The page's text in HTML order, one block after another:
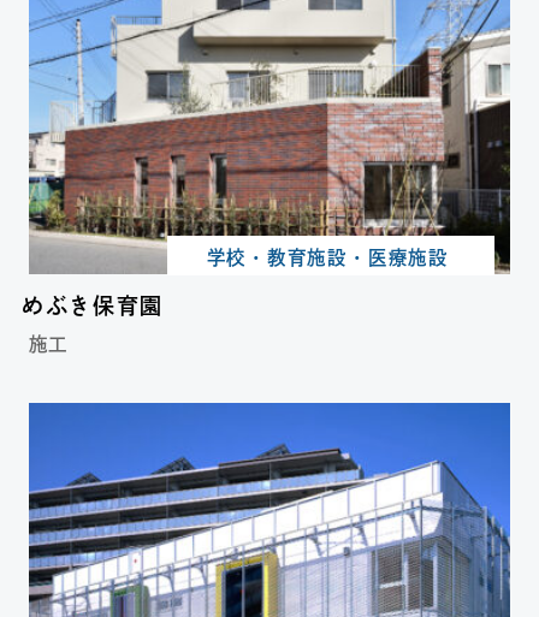
学校・教育施設・医療施設
めぶき保育園
施工